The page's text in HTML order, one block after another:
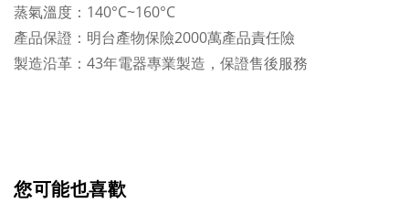
蒸氣溫度：140°C~160°C
產品保證：明台產物保險2000萬產品責任險
製造沿革：43年電器專業製造，保證售後服務
您可能也喜歡